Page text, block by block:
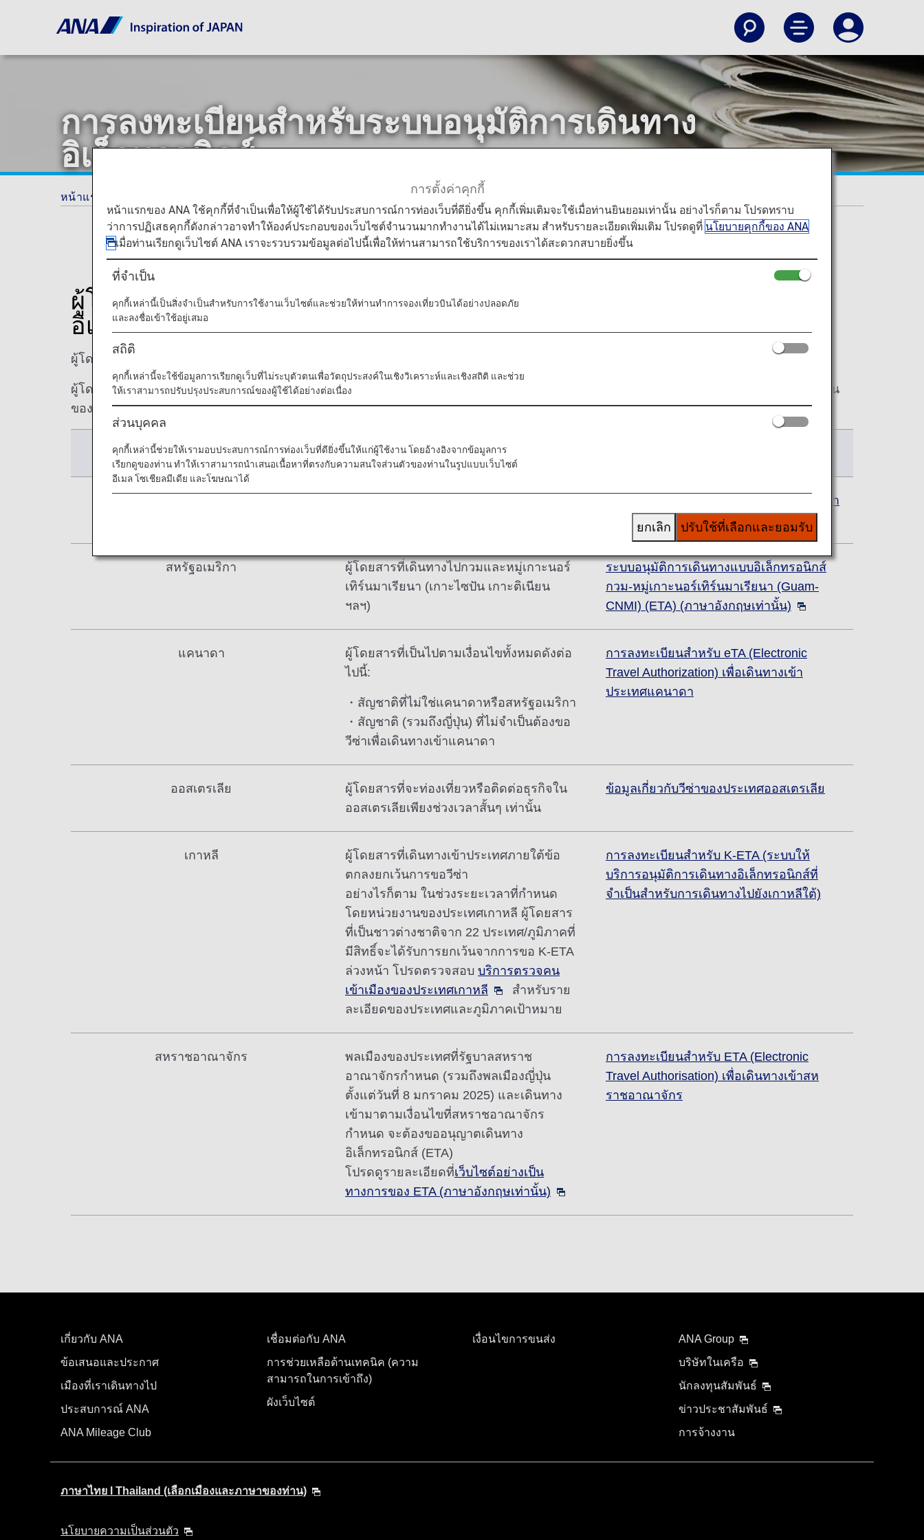
การลงทะเบียนสำหรับระบบอนุมัติการเดินทาง
อิเล็กทรอนิกส์
หน้าแรก คำแนะนำพิเศษสำหรับแต่ละประเทศ การลงทะเบียนสำหรับระบบอนุมัติการเดินทางอิเล็กทรอนิกส์
ผู้โดยสารอาจจำเป็นต้องลงทะเบียนสำหรับระบบอนุมัติการเดินทางผ่าน
อิเล็กทรอนิกส์โดยขึ้นอยู่กับจุดหมายปลายทาง
ผู้โดยสารอาจจำเป็นต้องลงทะเบียนสำหรับระบบอนุมัติการเดินทางผ่านอิเล็กทรอนิกส์ล่วงหน้าโดยขึ้นอยู่กับจุดหมายปลายทาง
ผู้โดยสารที่มีสิทธิ์ในการลงทะเบียนสำหรับระบบอนุมัติการเดินทางอิเล็กทรอนิกส์แต่ยังลงทะเบียนไม่เสร็จสมบูรณ์อาจจะไม่สามารถโดยสารเที่ยวบิน
ของเราได้ ทั้งนี้เป็นไปข้อกำหนดจากหน่วยงานของประเทศหรือภูมิภาคที่ท่านเดินทางไปหรือเปลี่ยนเครื่อง โปรดลงทะเบียนให้สมบูรณ์ล่วงหน้า
ปลายทาง ผู้ที่มีสิทธิ์
การลงทะเบียนสำหรับ ESTA เพื่อเดินทางเข้า
ประเทศสหรัฐอเมริกา
สหรัฐอเมริกา
ผู้โดยสารที่เดินทางไปกวมและหมู่เกาะนอร์
เทิร์นมาเรียนา (เกาะไซปัน เกาะติเนียน
ฯลฯ)
ระบบอนุมัติการเดินทางแบบอิเล็กทรอนิกส์
กวม-หมู่เกาะนอร์เทิร์นมาเรียนา (Guam-
CNMI) (ETA) (ภาษาอังกฤษเท่านั้น)
แคนาดา
ผู้โดยสารที่เป็นไปตามเงื่อนไขทั้งหมดดังต่อ
ไปนี้:
・สัญชาติที่ไม่ใช่แคนาดาหรือสหรัฐอเมริกา
・สัญชาติ (รวมถึงญี่ปุ่น) ที่ไม่จำเป็นต้องขอ
วีซ่าเพื่อเดินทางเข้าแคนาดา
การลงทะเบียนสำหรับ eTA (Electronic
Travel Authorization) เพื่อเดินทางเข้า
ประเทศแคนาดา
ออสเตรเลีย
ผู้โดยสารที่จะท่องเที่ยวหรือติดต่อธุรกิจใน
ออสเตรเลียเพียงช่วงเวลาสั้นๆ เท่านั้น
ข้อมูลเกี่ยวกับวีซ่าของประเทศออสเตรเลีย
เกาหลี
ผู้โดยสารที่เดินทางเข้าประเทศภายใต้ข้อ
ตกลงยกเว้นการขอวีซ่า
อย่างไรก็ตาม ในช่วงระยะเวลาที่กำหนด
โดยหน่วยงานของประเทศเกาหลี ผู้โดยสาร
ที่เป็นชาวต่างชาติจาก 22 ประเทศ/ภูมิภาคที่
มีสิทธิ์จะได้รับการยกเว้นจากการขอ K-ETA
ล่วงหน้า โปรดตรวจสอบ บริการตรวจคน
เข้าเมืองของประเทศเกาหลี
สำหรับราย
ละเอียดของประเทศและภูมิภาคเป้าหมาย
การลงทะเบียนสำหรับ K-ETA (ระบบให้
บริการอนุมัติการเดินทางอิเล็กทรอนิกส์ที่
จำเป็นสำหรับการเดินทางไปยังเกาหลีใต้)
สหราชอาณาจักร
พลเมืองของประเทศที่รัฐบาลสหราช
อาณาจักรกำหนด (รวมถึงพลเมืองญี่ปุ่น
ตั้งแต่วันที่ 8 มกราคม 2025) และเดินทาง
เข้ามาตามเงื่อนไขที่สหราชอาณาจักร
กำหนด จะต้องขออนุญาตเดินทาง
อิเล็กทรอนิกส์ (ETA)
โปรดดูรายละเอียดที่เว็บไซต์อย่างเป็น
ทางการของ ETA (ภาษาอังกฤษเท่านั้น)
การลงทะเบียนสำหรับ ETA (Electronic
Travel Authorisation) เพื่อเดินทางเข้าสห
ราชอาณาจักร
เกี่ยวกับ ANA
ข้อเสนอและประกาศ
เมืองที่เราเดินทางไป
ประสบการณ์ ANA
ANA Mileage Club
เชื่อมต่อกับ ANA
การช่วยเหลือด้านเทคนิค (ความ
สามารถในการเข้าถึง)
ผังเว็บไซต์
เงื่อนไขการขนส่ง
ANA Group
บริษัทในเครือ
นักลงทุนสัมพันธ์
ข่าวประชาสัมพันธ์
การจ้างงาน
ภาษาไทย l Thailand (เลือกเมืองและภาษาของท่าน)
นโยบายความเป็นส่วนตัว
การตั้งค่าคุกกี้
หน้าแรกของ ANA ใช้คุกกี้ที่จำเป็นเพื่อให้ผู้ใช้ได้รับประสบการณ์การท่องเว็บที่ดียิ่งขึ้น คุกกี้เพิ่มเติมจะใช้เมื่อท่านยินยอมเท่านั้น อย่างไรก็ตาม โปรดทราบ
ว่าการปฏิเสธคุกกี้ดังกล่าวอาจทำให้องค์ประกอบของเว็บไซต์จำนวนมากทำงานได้ไม่เหมาะสม สำหรับรายละเอียดเพิ่มเติม โปรดดูที่ นโยบายคุกกี้ของ ANA
เมื่อท่านเรียกดูเว็บไซต์ ANA เราจะรวบรวมข้อมูลต่อไปนี้เพื่อให้ท่านสามารถใช้บริการของเราได้สะดวกสบายยิ่งขึ้น
ที่จำเป็น
คุกกี้เหล่านี้เป็นสิ่งจำเป็นสำหรับการใช้งานเว็บไซต์และช่วยให้ท่านทำการจองเที่ยวบินได้อย่างปลอดภัย
และลงชื่อเข้าใช้อยู่เสมอ
สถิติ
คุกกี้เหล่านี้จะใช้ข้อมูลการเรียกดูเว็บที่ไม่ระบุตัวตนเพื่อวัตถุประสงค์ในเชิงวิเคราะห์และเชิงสถิติ และช่วย
ให้เราสามารถปรับปรุงประสบการณ์ของผู้ใช้ได้อย่างต่อเนื่อง
ส่วนบุคคล
คุกกี้เหล่านี้ช่วยให้เรามอบประสบการณ์การท่องเว็บที่ดียิ่งขึ้นให้แก่ผู้ใช้งาน โดยอ้างอิงจากข้อมูลการ
เรียกดูของท่าน ทำให้เราสามารถนำเสนอเนื้อหาที่ตรงกับความสนใจส่วนตัวของท่านในรูปแบบเว็บไซต์
อีเมล โซเชียลมีเดีย และโฆษณาได้
ปรับใช้ที่เลือกและยอมรับ
ยกเลิก